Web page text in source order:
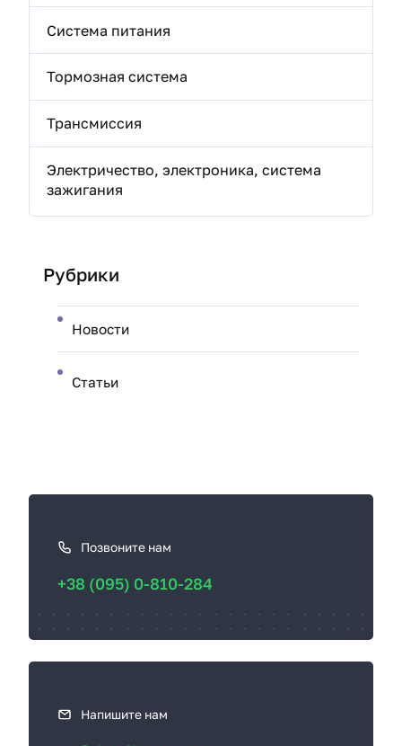
Система питания
Тормозная система
Трансмиссия
Электричество, электроника, система
зажигания
Рубрики
Новости
Статьи
з
а
Позвоните нам
+38 (095) 0-810-284
Напишите нам